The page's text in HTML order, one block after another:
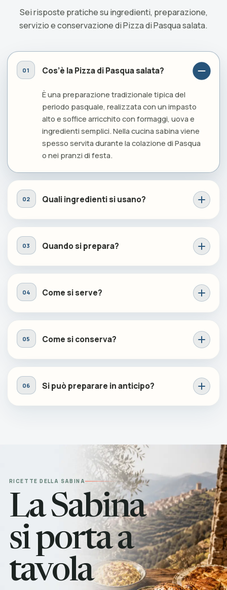
Sei risposte pratiche su ingredienti, preparazione,
servizio e conservazione di Pizza di Pasqua salata.
Cos’è la Pizza di Pasqua salata?
È una preparazione tradizionale tipica del
periodo pasquale, realizzata con un impasto
alto e soffice arricchito con formaggi, uova e
ingredienti semplici. Nella cucina sabina viene
spesso servita durante la colazione di Pasqua
o nei pranzi di festa.
Quali ingredienti si usano?
Quando si prepara?
Come si serve?
Come si conserva?
Si può preparare in anticipo?
RICETTE DELLA SABINA
La Sabina
si porta a
tavola